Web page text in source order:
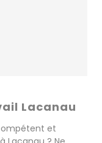
Lacanau
et